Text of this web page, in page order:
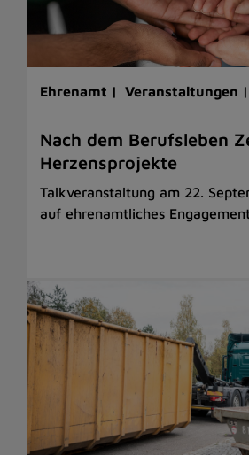
Ehrenamt | Veranstaltungen |
Nach dem Berufsleben
Herzensprojekte
Talkveranstaltung am 22.
auf ehrenamtliches